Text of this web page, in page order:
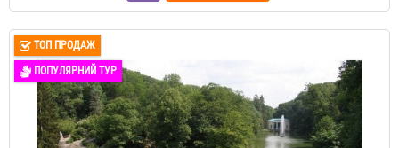
ТОП ПРОДАЖ
ПОПУЛЯРНИЙ ТУР